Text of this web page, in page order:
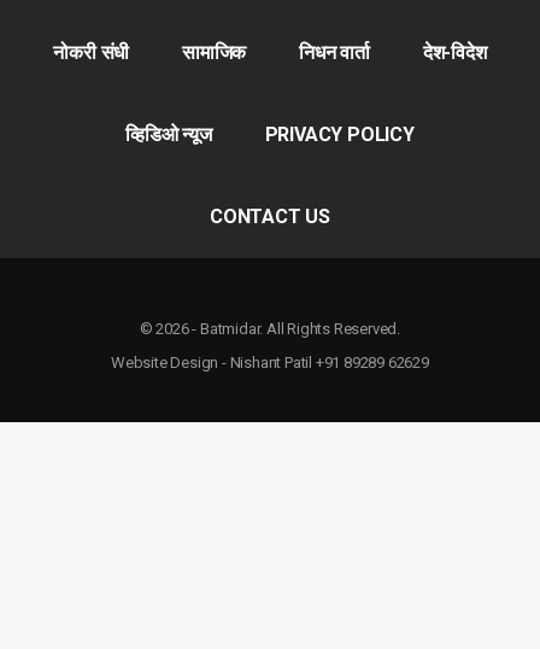
नोकरी संधी सामाजिक निधन वार्ता देश-विदेश
व्हिडिओ न्यूज PRIVACY POLICY
CONTACT US
© 2026 - Batmidar. All Rights Reserved.
Website Design - Nishant Patil +91 89289 62629